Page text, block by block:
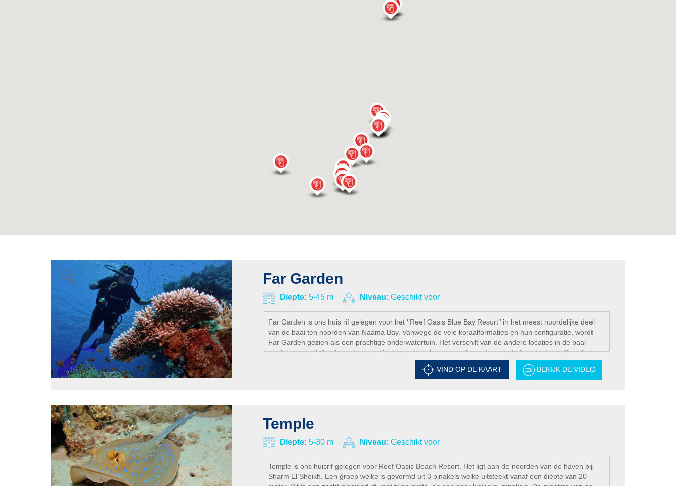
Far Garden
Diepte: 5-45 m Niveau: Geschikt voor
Far Garden is ons huis rif gelegen voor het ‘’Reef Oasis Blue Bay Resort’’ in het meest noordelijke deel
van de baai ten noorden van Naama Bay. Vanwege de vele koraalformaties en hun configuratie, wordt
Far Garden gezien als een prachtige onderwatertuin. Het verschilt van de andere locaties in de baai
omdat er verschillende grote koraal bedden zijn gelegen aan de rand van het rif en de drop-off, welke
langzaam aan steiler worden richting het oosten. Je kunt hier drift en strand duiken maken. De stroming,
die meestal richting het Oosten gaat, heeft de neiging om sterker te worden dichter aan bij de kaap. Je
zult onder andere hier zien: Gorgonian, koraal duivels, glas vissen, schorpioen vissen, en ook vaak zien
BEKIJK DE VIDEO
VIND OP DE KAART
Temple
Diepte: 5-30 m Niveau: Geschikt voor
Temple is ons huisrif gelegen voor Reef Oasis Beach Resort. Het ligt aan de noorden van de haven bij
Sharm El Sheikh. Een groep welke is gevormd uit 3 pinakels welke uitsteekt vanaf een diepte van 20